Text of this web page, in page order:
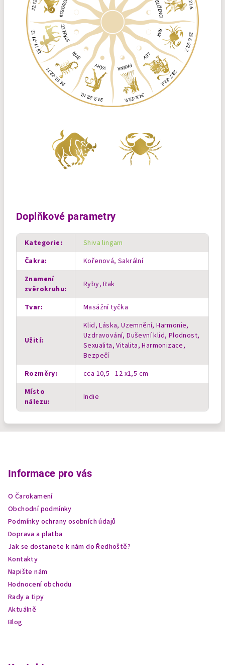
Doplňkové parametry
Kategorie:
Shiva lingam
Čakra:
Kořenová, Sakrální
Znamení
zvěrokruhu: Ryby, Rak
Tvar: Masážní tyčka
Užití:
Klid, Láska, Uzemnění, Harmonie,
Uzdravování, Duševní klid, Plodnost,
Sexualita, Vitalita, Harmonizace,
Bezpečí
Rozměry:
cca 10,5 - 12 x1,5 cm
Místo
nálezu: Indie
Informace pro vás
O Čarokamení
Obchodní podmínky
Podmínky ochrany osobních údajů
Doprava a platba
Jak se dostanete k nám do Ředhoště?
Kontakty
Napište nám
Hodnocení obchodu
Rady a tipy
Aktuálně
Blog